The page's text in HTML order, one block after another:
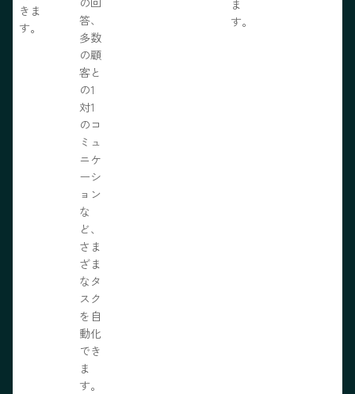
きま
す。
答、
多数
の顧
客と
の1
対1
のコ
ミュ
ニケ
ーシ
ョン
な
ど、
さま
ざま
なタ
スク
を自
動化
でき
ま
す。
ま
す。